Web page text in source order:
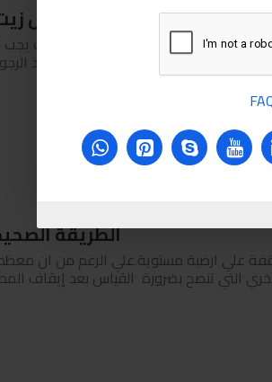
الطريقة الصحيحة لقياس
الحاجة لمعرفة اي شيئ يخص سياراتك يجب
الهامة وفي موضوعنا هذا عند
الطريقة
علي ارضية مستوية.علي الرغم من ان
التي تنصح بضرورة القياس بعد إيقاف